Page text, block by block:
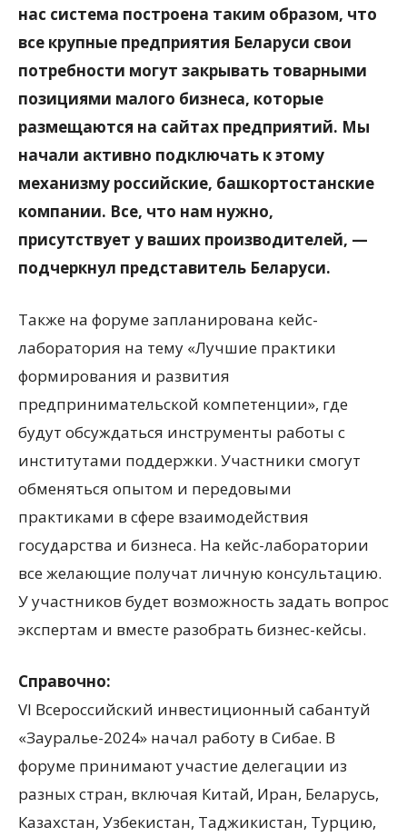
нас система построена таким образом, что
все крупные предприятия Беларуси свои
потребности могут закрывать товарными
позициями малого бизнеса, которые
размещаются на сайтах предприятий. Мы
начали активно подключать к этому
механизму российские, башкортостанские
компании. Все, что нам нужно,
присутствует у ваших производителей, —
подчеркнул представитель Беларуси.
Также на форуме запланирована кейс-
лаборатория на тему «Лучшие практики
формирования и развития
предпринимательской компетенции», где
будут обсуждаться инструменты работы с
институтами поддержки. Участники смогут
обменяться опытом и передовыми
практиками в сфере взаимодействия
государства и бизнеса. На кейс-лаборатории
все желающие получат личную консультацию.
У участников будет возможность задать вопрос
экспертам и вместе разобрать бизнес-кейсы.
Справочно:
VI Всероссийский инвестиционный сабантуй
«Зауралье-2024» начал работу в Сибае. В
форуме принимают участие делегации из
разных стран, включая Китай, Иран, Беларусь,
Казахстан, Узбекистан, Таджикистан, Турцию,